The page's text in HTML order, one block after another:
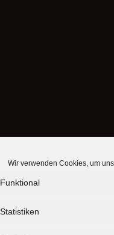
Wir verwenden Cookies, um
Funktional
Statistiken